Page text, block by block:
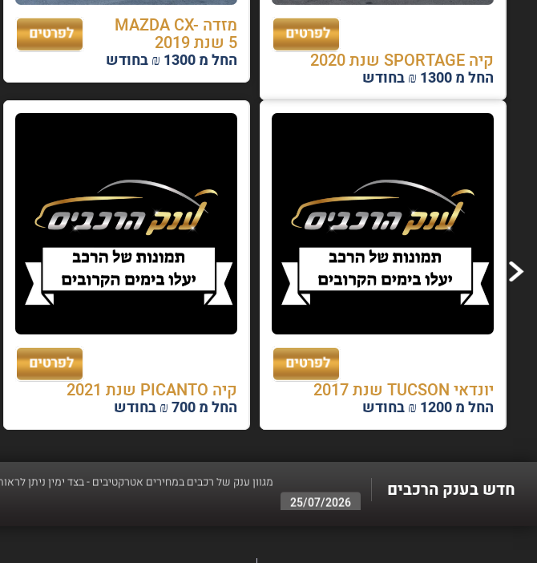
קיה SPORTAGE שנת 2020
החל מ 1300 ₪ בחודש
מזדה MAZDA CX-
5 שנת 2019
החל מ 1300 ₪ בחודש
יונדאי TUCSON שנת 2017
החל מ 1200 ₪ בחודש
קיה PICANTO שנת 2021
החל מ 700 ₪ בחודש
חדש בענק הרכבים
03/08/2026